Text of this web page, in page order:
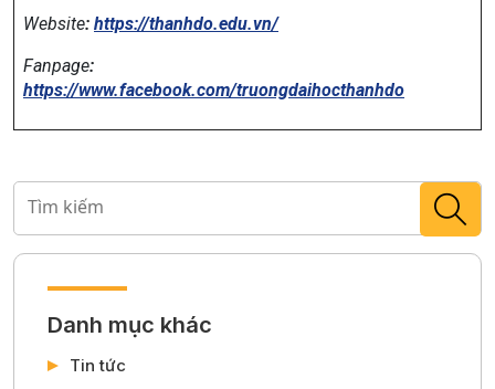
Website: https://thanhdo.edu.vn/
Fanpage:
https://www.facebook.com/truongdaihocthanhdo
Danh mục khác
Tin tức